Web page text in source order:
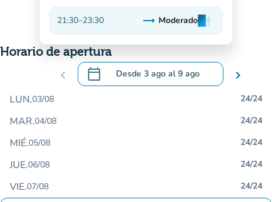
21:30–23:30 trending_flat
Estable
Moderadoman
man
man
Horario de apertura
chevron_left calendar_today Desde 3 ago al9 ago
.Abra el calendario para cambiar las
chevron_right
LUN.03/08 24/24
MAR.04/08 24/24
MIÉ.05/08 24/24
JUE.06/08 24/24
VIE.07/08 24/24